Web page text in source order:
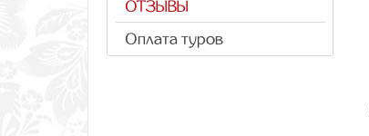
ОТЗЫВЫ
Оплата туров